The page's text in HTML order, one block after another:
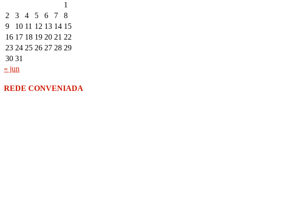
1
2
3 4 5 6 7
8
9
10 11 12 13 14 15
16 17 18 19 20 21 22
23 24 25 26 27 28 29
30 31
« jun
REDE CONVENIADA